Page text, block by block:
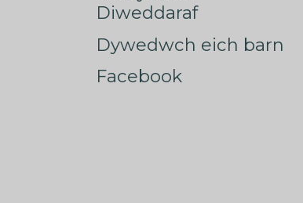
Diweddaraf
Dywedwch eich barn
Facebook